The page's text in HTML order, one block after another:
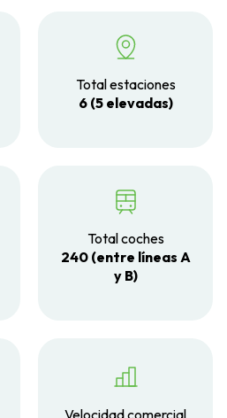
Total estaciones
6 (5 elevadas)
Total coches
240 (entre líneas A
y B)
Velocidad comercial